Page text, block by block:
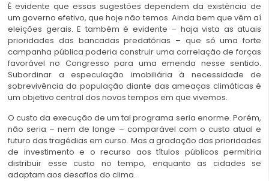
É evidente que essas sugestões dependem da existência de
um governo efetivo, que hoje não temos. Ainda bem que vêm aí
eleições gerais. E também é evidente – haja vista as atuais
prioridades das bancadas predatórias – que só uma forte
campanha pública poderia construir uma correlação de forças
favorável no Congresso para uma emenda nesse sentido.
Subordinar a especulação imobiliária à necessidade de
sobrevivência da população diante das ameaças climáticas é
um objetivo central dos novos tempos em que vivemos.
O custo da execução de um tal programa seria enorme. Porém,
não seria – nem de longe – comparável com o custo atual e
futuro das tragédias em curso. Mas a gradação das prioridades
de investimento e o recurso aos títulos públicos permitiria
distribuir esse custo no tempo, enquanto as cidades se
adaptam aos desafios do clima.